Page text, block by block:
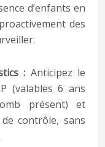
d’enfants en
des
: Anticipez le
(valables 6 ans
présent) et
contrôle, sans